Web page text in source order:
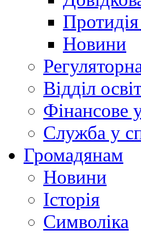
Новини
Відділ
Фінансове
Служба у
Громадянам
Новини
Історія
Символіка